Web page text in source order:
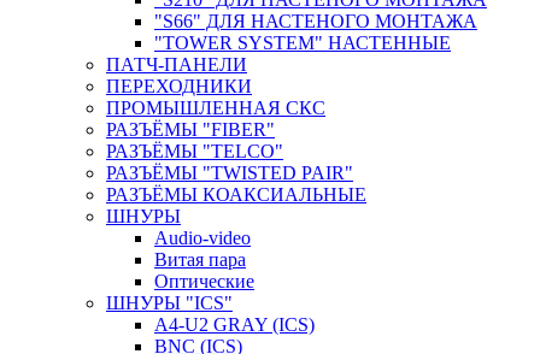
"S66" ДЛЯ НАСТЕНОГО МОНТАЖА
"TOWER SYSTEM" НАСТЕННЫЕ
ПАТЧ-ПАНЕЛИ
ПЕРЕХОДНИКИ
ПРОМЫШЛЕННАЯ СКС
РАЗЪЁМЫ "FIBER"
РАЗЪЁМЫ "TELCO"
РАЗЪЁМЫ "TWISTED PAIR"
РАЗЪЁМЫ КОАКСИАЛЬНЫЕ
ШНУРЫ
Audio-video
Витая пара
Оптические
ШНУРЫ "ICS"
A4-U2 GRAY (ICS)
BNC (ICS)